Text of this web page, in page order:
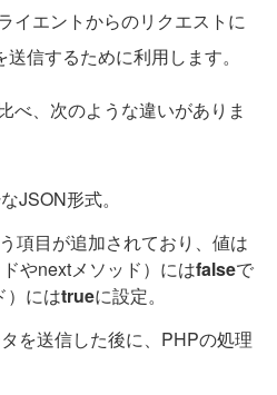
イエントからのリクエストに
信するために利用します。
べ、次のような違いがありま
JSON形式。
項目が追加されており、値は
やnextメソッド）にはfalseで
）にはtrueに設定。
を送信した後に、PHPの処理